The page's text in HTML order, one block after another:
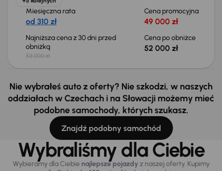
Miesięczna rata
od 310 zł
Cena promocyjna
49 000 zł
Najniższa cena z 30 dni przed
obniżką
53 000 zł
Cena po obniżce
52 000 zł
Nie wybrałeś auto z oferty? Nie szkodzi, w naszych
oddziałach w Czechach i na Słowacji możemy mieć
podobne samochody, których szukasz.
Znajdź podobny samochód
Wybraliśmy dla Ciebie
Wybieramy dla Ciebie najlepsze pojazdy z naszej oferty. Kupimy